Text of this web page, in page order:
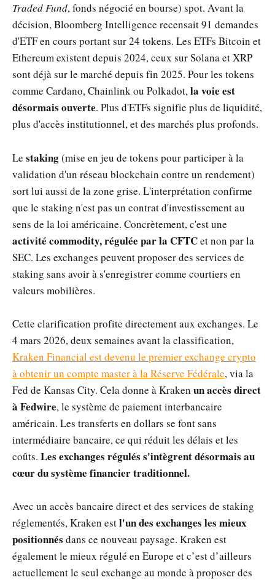
Traded Fund, fonds négocié en bourse) spot. Avant la
décision, Bloomberg Intelligence recensait 91 demandes
d'ETF en cours portant sur 24 tokens. Les ETFs Bitcoin et
Ethereum existent depuis 2024, ceux sur Solana et XRP
sont déjà sur le marché depuis fin 2025. Pour les tokens
comme Cardano, Chainlink ou Polkadot,la voie est
désormais ouverte. Plus d'ETFs signifie plus de liquidité,
plus d'accès institutionnel, et des marchés plus profonds.
Le staking(mise en jeu de tokens pour participer à la
validation d'un réseau blockchain contre un rendement)
sort lui aussi de la zone grise. L'interprétation confirme
que le staking n'est pas un contrat d'investissement au
sens de la loi américaine. Concrètement, c'est une
activité commodity, régulée par la CFTCet non par la
SEC. Les exchanges peuvent proposer des services de
staking sans avoir à s'enregistrer comme courtiers en
valeurs mobilières.
Cette clarification profite directement aux exchanges. Le
4 mars 2026, deux semaines avant la classification,
Kraken Financial est devenu le premier exchange crypto
à obtenir un compte master à la Réserve Fédérale, via la
Fed de Kansas City. Cela donne à Kraken un accès direct
à Fedwire, le système de paiement interbancaire
américain. Les transferts en dollars se font sans
intermédiaire bancaire, ce qui réduit les délais et les
coûts. Les exchanges régulés s'intègrent désormais au
cœur du système financier traditionnel.
Avec un accès bancaire direct et des services de staking
réglementés, Kraken estl'un des exchanges les mieux
positionnés dans ce nouveau paysage. Kraken est
également le mieux régulé en Europe et c’est d’ailleurs
actuellement le seul exchange au monde à proposer des